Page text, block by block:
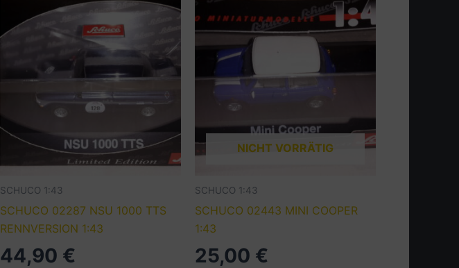
SCHUCO 1:43
SCHUCO 02287 NSU 1000 TTS
RENNVERSION 1:43
44,90 €
NICHT VORRÄTIG
SCHUCO 1:43
SCHUCO 02443 MINI COOPER
1:43
25,00 €